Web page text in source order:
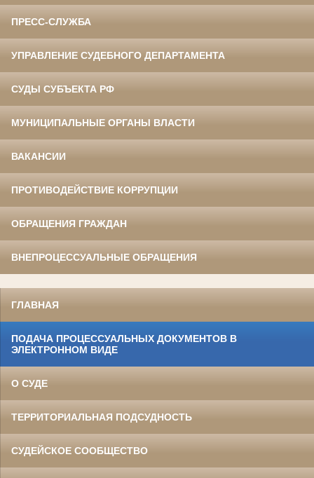
ПРЕСС-СЛУЖБА
УПРАВЛЕНИЕ СУДЕБНОГО ДЕПАРТАМЕНТА
СУДЫ СУБЪЕКТА РФ
МУНИЦИПАЛЬНЫЕ ОРГАНЫ ВЛАСТИ
ВАКАНСИИ
ПРОТИВОДЕЙСТВИЕ КОРРУПЦИИ
ОБРАЩЕНИЯ ГРАЖДАН
ВНЕПРОЦЕССУАЛЬНЫЕ ОБРАЩЕНИЯ
ГЛАВНАЯ
ПОДАЧА ПРОЦЕССУАЛЬНЫХ ДОКУМЕНТОВ В
ЭЛЕКТРОННОМ ВИДЕ
О СУДЕ
ТЕРРИТОРИАЛЬНАЯ ПОДСУДНОСТЬ
СУДЕЙСКОЕ СООБЩЕСТВО